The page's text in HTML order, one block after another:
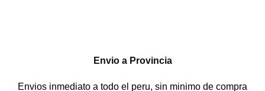
Envio a Provincia
Envios inmediato a todo el peru, sin minimo de compra